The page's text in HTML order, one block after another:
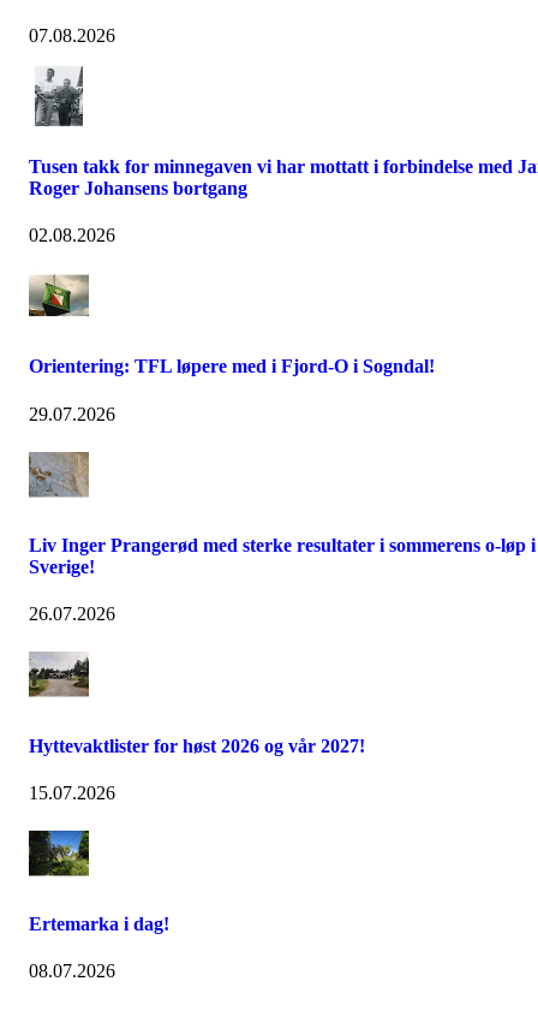
07.08.2026
Tusen takk for minnegaven vi har mottatt i forbindelse med
Roger Johansens bortgang
02.08.2026
Orientering: TFL løpere med i Fjord-O i Sogndal!
29.07.2026
Liv Inger Prangerød med sterke resultater i sommerens o-løp i
Sverige!
26.07.2026
Hyttevaktlister for høst 2026 og vår 2027!
15.07.2026
Ertemarka i dag!
08.07.2026